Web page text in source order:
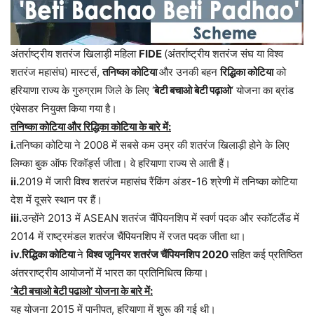
अंतर्राष्ट्रीय शतरंज खिलाड़ी महिला FIDE (अंतर्राष्ट्रीय शतरंज संघ या विश्व
शतरंज महासंघ) मास्टर्स,तनिष्का कोटियाऔर उनकी बहनरिद्धिका कोटियाको
हरियाणा राज्य के गुरुग्राम जिले के लिए ‘बेटी बचाओ बेटी पढ़ाओ‘ योजना का ब्रांड
एंबेसडर नियुक्त किया गया है।
तनिष्का कोटिया और रिद्धिका कोटिया के बारे में:
i.तनिष्का कोटिया ने 2008 में सबसे कम उम्र की शतरंज खिलाड़ी होने के लिए
लिम्का बुक ऑफ रिकॉर्ड्स जीता। वे हरियाणा राज्य से आती हैं।
ii.2019 में जारी विश्व शतरंज महासंघ रैंकिंग अंडर-16 श्रेणी में तनिष्का कोटिया
देश में दूसरे स्थान पर हैं।
iii.उन्होंने 2013 में ASEAN शतरंज चैंपियनशिप में स्वर्ण पदक और स्कॉटलैंड में
2014 में राष्ट्रमंडल शतरंज चैंपियनशिप में रजत पदक जीता था।
iv.रिद्धिका कोटियानेविश्व जूनियर शतरंज चैंपियनशिप 2020सहित कई प्रतिष्ठित
अंतरराष्ट्रीय आयोजनों में भारत का प्रतिनिधित्व किया।
‘बेटी बचाओ बेटी पढाओ’ योजना के बारे में:
यह योजना 2015 में पानीपत, हरियाणा में शुरू की गई थी।